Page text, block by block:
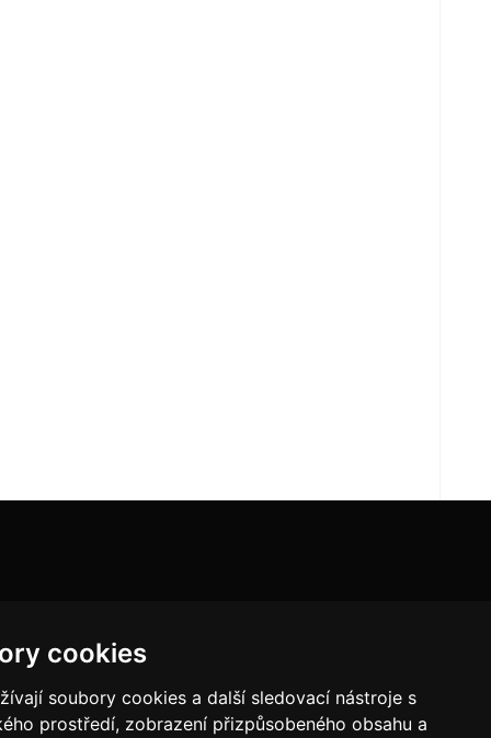
cookies
soubory cookies a další sledovací nástroje s
prostředí, zobrazení přizpůsobeného obsahu a